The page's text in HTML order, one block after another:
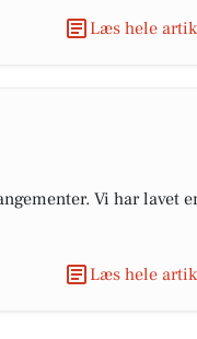
Læs hele
Vi har lavet
Læs hele